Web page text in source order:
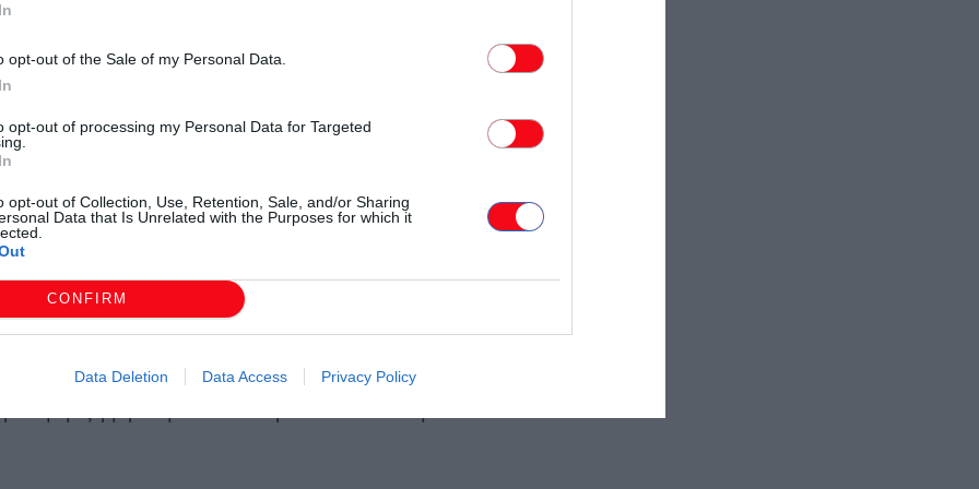
opt-out of the Sale of my Personal Data.
opt-out of processing my Personal Data for Targeted
opt-out of Collection, Use, Retention, Sale, and/or Sharing
Data that Is Unrelated with the Purposes for which it
CONFIRM
Data Deletion Data Access Privacy Policy
»
διάθεση των δημοτών για να προσφέρει
καθώς και υπέροχα δώρα! Ο χρήστης για να
με επιτυχία όλα τα βήματα της
στην τρέχουσα κλήρωση.
με τη μέθοδο της ηλεκτρονικής
μέσω εταιρείας ταχυμεταφορών, ύστερα από την
μίας έγκυρης συμμετοχής είναι η
εξαργύρωση των απαιτούμενων πόντων στην